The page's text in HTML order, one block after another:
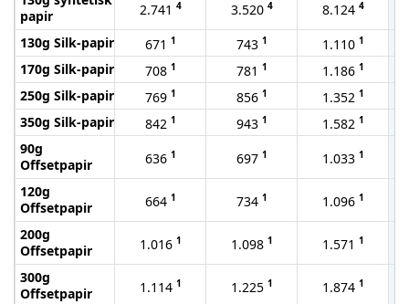
papir
2.741 4 3.520 4 8.124 4
130g Silk-papir 671 1 743 1 1.110 1
170g Silk-papir 708 1 781 1 1.186 1
250g Silk-papir 769 1 856 1 1.352 1
350g Silk-papir 842 1 943 1 1.582 1
90g
Offsetpapir
636 1 697 1 1.033 1
120g
Offsetpapir
664 1 734 1 1.096 1
200g
Offsetpapir
1.016 1 1.098 1 1.571 1
300g
Offsetpapir
1.114 1 1.225 1 1.874 1